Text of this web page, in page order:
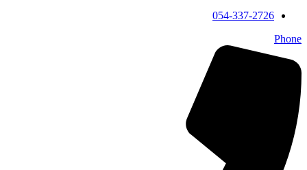
054-337-2726
Phone